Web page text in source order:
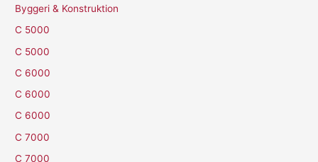
Byggeri & Konstruktion
C 5000
C 5000
C 6000
C 6000
C 6000
C 7000
C 7000